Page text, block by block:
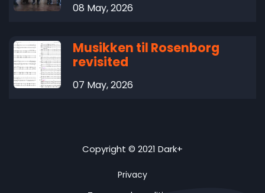
08 May, 2026
Musikken til Rosenborg
revisited
07 May, 2026
Copyright © 2021 Dark+
Privacy